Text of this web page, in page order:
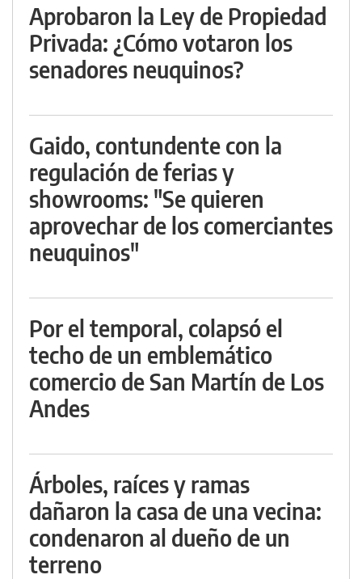
Aprobaron la Ley de Propiedad
Privada: ¿Cómo votaron los
senadores neuquinos?
Gaido, contundente con la
regulación de ferias y
showrooms: "Se quieren
aprovechar de los comerciantes
neuquinos"
Por el temporal, colapsó el
techo de un emblemático
comercio de San Martín de Los
Andes
Árboles, raíces y ramas
dañaron la casa de una vecina:
condenaron al dueño de un
terreno